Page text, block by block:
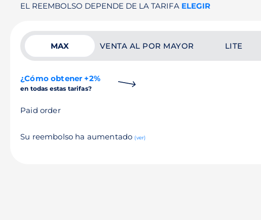
EL REEMBOLSO DEPENDE DE LA TARIFA ELEGIR
MAX VENTA AL POR MAYOR LITE
¿Cómo obtener +2%
en todas estas tarifas?
Paid order
Su reembolso ha aumentado (ver)